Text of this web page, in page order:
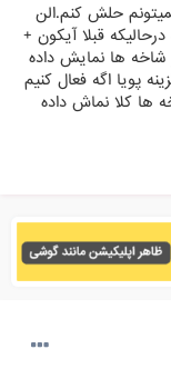
حلش کنم.الن
قبلا آیکون +
ها نمایش داده
پویا اگه فعال کنیم
ها کلا نماش داده